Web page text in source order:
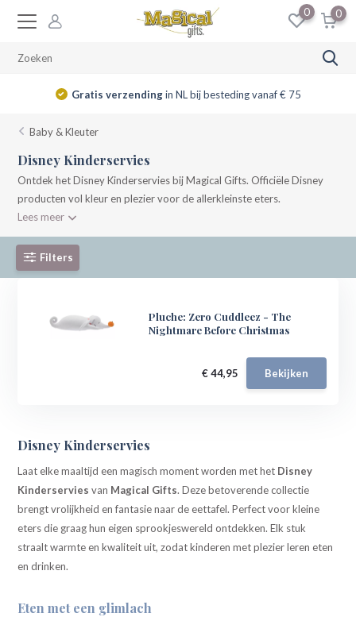
0 0
Gratis verzendingin NL bij besteding vanaf € 75
Baby & Kleuter
Disney Kinderservies
Ontdek het Disney Kinderservies bij Magical Gifts. Officiële Disney
producten vol kleur en plezier voor de allerkleinste eters.
Lees meer
Filters
Pluche: Zero Cuddleez - The
Nightmare Before Christmas
€ 44,95 Bekijken
Disney Kinderservies
Laat elke maaltijd een magisch moment worden met het Disney
Kinderservies van Magical Gifts. Deze betoverende collectie
brengt vrolijkheid en fantasie naar de eettafel. Perfect voor kleine
eters die graag hun eigen sprookjeswereld ontdekken. Elk stuk
straalt warmte en kwaliteit uit, zodat kinderen met plezier leren eten
en drinken.
Eten met een glimlach